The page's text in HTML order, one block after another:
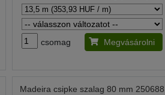
csomag Megvásárolni
Madeira csipke szalag 80 mm 250688